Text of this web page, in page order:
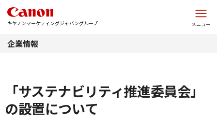
キヤノンマーケティングジャパングループ メニュー
企業情報
「サステナビリティ推進委員会」
の設置について